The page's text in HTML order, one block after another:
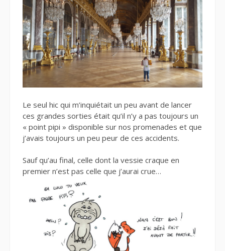
Le seul hic qui m’inquiétait un peu avant de lancer
ces grandes sorties était qu’il n’y a pas toujours un
« point pipi » disponible sur nos promenades et que
j’avais toujours un peu peur de ces accidents.
Sauf qu’au final, celle dont la vessie craque en
premier n’est pas celle que j’aurai crue…